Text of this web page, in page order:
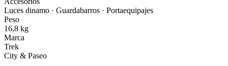
Luces dinamo · Guardabarros · Portaequipajes
Peso
16,8 kg
Marca
Trek
City & Paseo